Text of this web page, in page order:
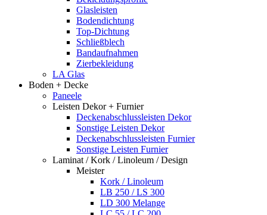
Glasleisten
Bodendichtung
Top-Dichtung
Schließblech
Bandaufnahmen
Zierbekleidung
LA Glas
Boden + Decke
Paneele
Leisten Dekor + Furnier
Deckenabschlussleisten Dekor
Sonstige Leisten Dekor
Deckenabschlussleisten Furnier
Sonstige Leisten Furnier
Laminat / Kork / Linoleum / Design
Meister
Kork / Linoleum
LB 250 / LS 300
LD 300 Melange